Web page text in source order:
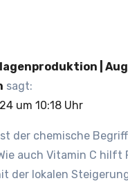
|
sagt:
um 10:18 Uhr
der chemische
auch Vitamin C hilft
der lokalen